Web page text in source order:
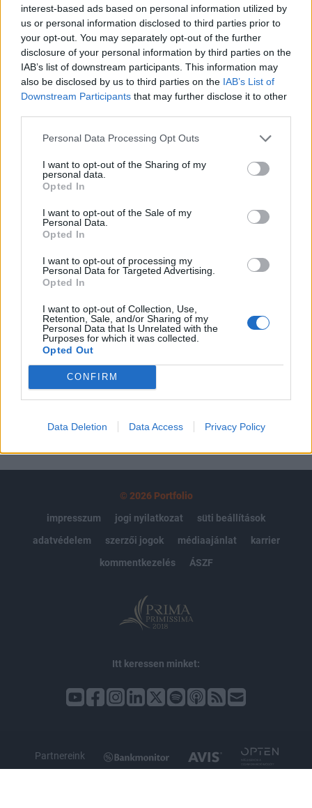
interest-based ads based on personal information utilized by
us or personal information disclosed to third parties prior to
your opt-out. You may separately opt-out of the further
disclosure of your personal information by third parties on the
IAB’s list of downstream participants. This information may
also be disclosed by us to third parties on the IAB’s List of
Downstream Participants that may further disclose it to other
Personal Data Processing Opt Outs
I want to opt-out of the Sharing of my
personal data.
Opted In
I want to opt-out of the Sale of my
Personal Data.
Opted In
I want to opt-out of processing my
Personal Data for Targeted Advertising.
Opted In
I want to opt-out of Collection, Use,
Retention, Sale, and/or Sharing of my
Personal Data that Is Unrelated with the
Purposes for which it was collected.
Opted Out
CONFIRM
Data Deletion Data Access Privacy Policy
Kapcsolódó cikkünk2009.02.10 08:37 Tömeges külső
adósságátrendezést kérnek az orosz cégek? (2.)Az elmúlt
években rendszerint lépést tudott tartani az orosz jegybank
nemzetközi tartalékszintjének emelkedése az orosz külső
adósság (állam+magánszektor) növekedési dinamikájával,
de az utóbbi hónapok 35%-os tartalékzuhanása mellett a
külső adósság visszafizetésével...
KEDVES OLVASÓNK!
A keresett cikk a portfolio.hu hírarchívumához
regisztrációhoz kötött.
Portfolio.hu teljes cikkarchívum
Kötéslisták: BÉT elmúlt 2 év napon belüli
Előfizetés
MÁR ELŐFIZETŐNK VAGY?
© 2026 Portfolio
impresszum
jogi nyilatkozat
süti beállítások
adatvédelem
szerzői jogok médiaajánlat
karrier
kommentkezelés
ÁSZF
Itt keressen minket:
Partnereink